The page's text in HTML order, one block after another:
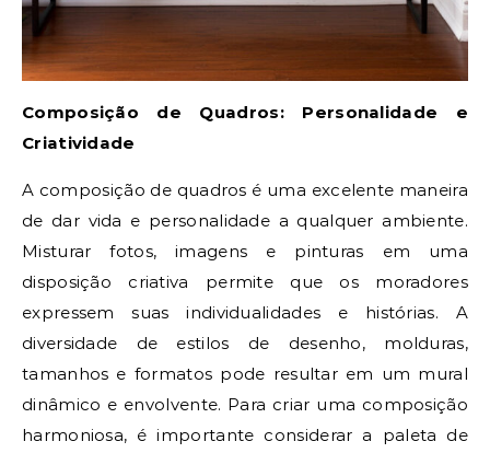
Composição de Quadros: Personalidade e
Criatividade
A composição de quadros é uma excelente maneira
de dar vida e personalidade a qualquer ambiente.
Misturar fotos, imagens e pinturas em uma
disposição criativa permite que os moradores
expressem suas individualidades e histórias. A
diversidade de estilos de desenho, molduras,
tamanhos e formatos pode resultar em um mural
dinâmico e envolvente. Para criar uma composição
harmoniosa, é importante considerar a paleta de